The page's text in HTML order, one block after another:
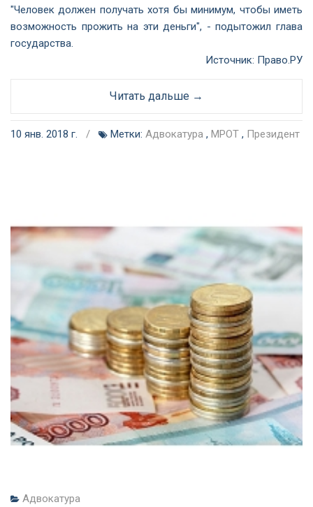
"Человек должен получать хотя бы минимум, чтобы иметь
возможность прожить на эти деньги", - подытожил глава
государства.
Источник: Право.РУ
Читать дальше →
10 янв. 2018 г. / Метки: Адвокатура , МРОТ , Президент
Адвокатура